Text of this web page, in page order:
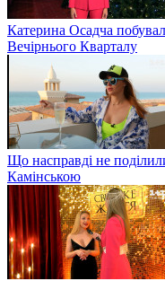
Катерина Осадча
Вечірнього Кварталу
Що насправді не
Камінською